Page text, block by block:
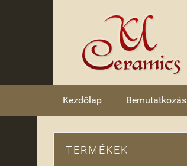
Kezdőlap Bemutatkozás
TERMÉKEK